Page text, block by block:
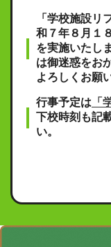
「学校施設リ
和７年８月１
を実施いたし
は御迷惑をお
よろしくお願
行事予定は 「
下校時刻も記
い。​